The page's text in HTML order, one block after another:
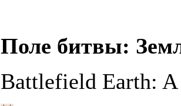
Поле битвы:
Battlefield Earth: A